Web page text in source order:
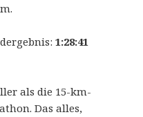
1:28:41
als die 15-km-
Das alles,